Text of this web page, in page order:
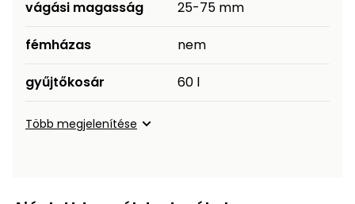
vágási magasság 25-75 mm
fémházas nem
gyűjtőkosár 60 l
Több megjelenítése